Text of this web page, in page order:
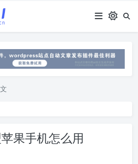
果手机怎么用